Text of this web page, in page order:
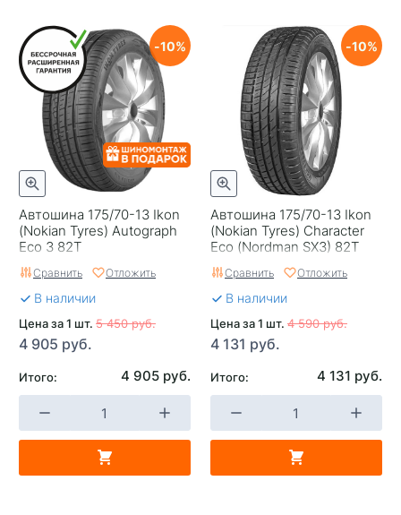
Автошина 175/70-13 Ikon
(Nokian Tyrеs) Autograph
Eco 3 82T
10
Сравнить Отложить
В наличии
Цена за 1 шт. 5 450 руб.
4 905 руб.
Итого: 4 905 руб.
Автошина 175/70-13 Ikon
(Nokian Tyres) Character
Eco (Nordman SX3) 82T
10
Сравнить Отложить
В наличии
Цена за 1 шт. 4 590 руб.
4 131 руб.
Итого: 4 131 руб.